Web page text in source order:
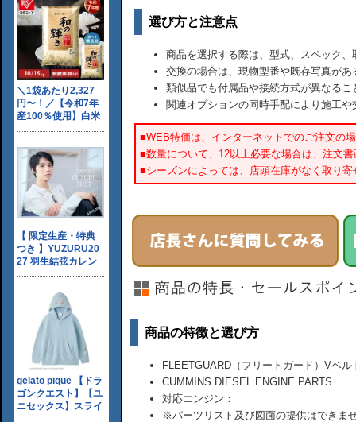
選び方と注意点
商品を選択する際は、型式、スペック
交換の場合は、現物型番や既存写真が
類似品でも付属品や接続方式が異なるこ
関連オプションの同時手配により施工
■WEB特価は、インターネットでのご注文の
■数量について、12以上必要な場合は、注文
■シーズンによっては、店頭在庫がなく取り
商品の特徴と選び方
FLEETGUARD（フリートガード）Vベル
CUMMINS DIESEL ENGINE PARTS
対応エンジン：
※パーツリスト及び図面の提供はできま